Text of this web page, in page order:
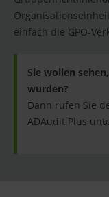
einfach die GPO-
Sie wollen
wurden?
Dann rufen Sie
ADAudit Plus